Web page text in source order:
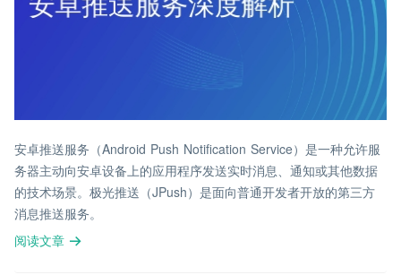
安卓推送服务（Android Push Notification Service）是一种允许服
务器主动向安卓设备上的应用程序发送实时消息、通知或其他数据
的技术场景。极光推送（JPush）是面向普通开发者开放的第三方
消息推送服务。
阅读文章